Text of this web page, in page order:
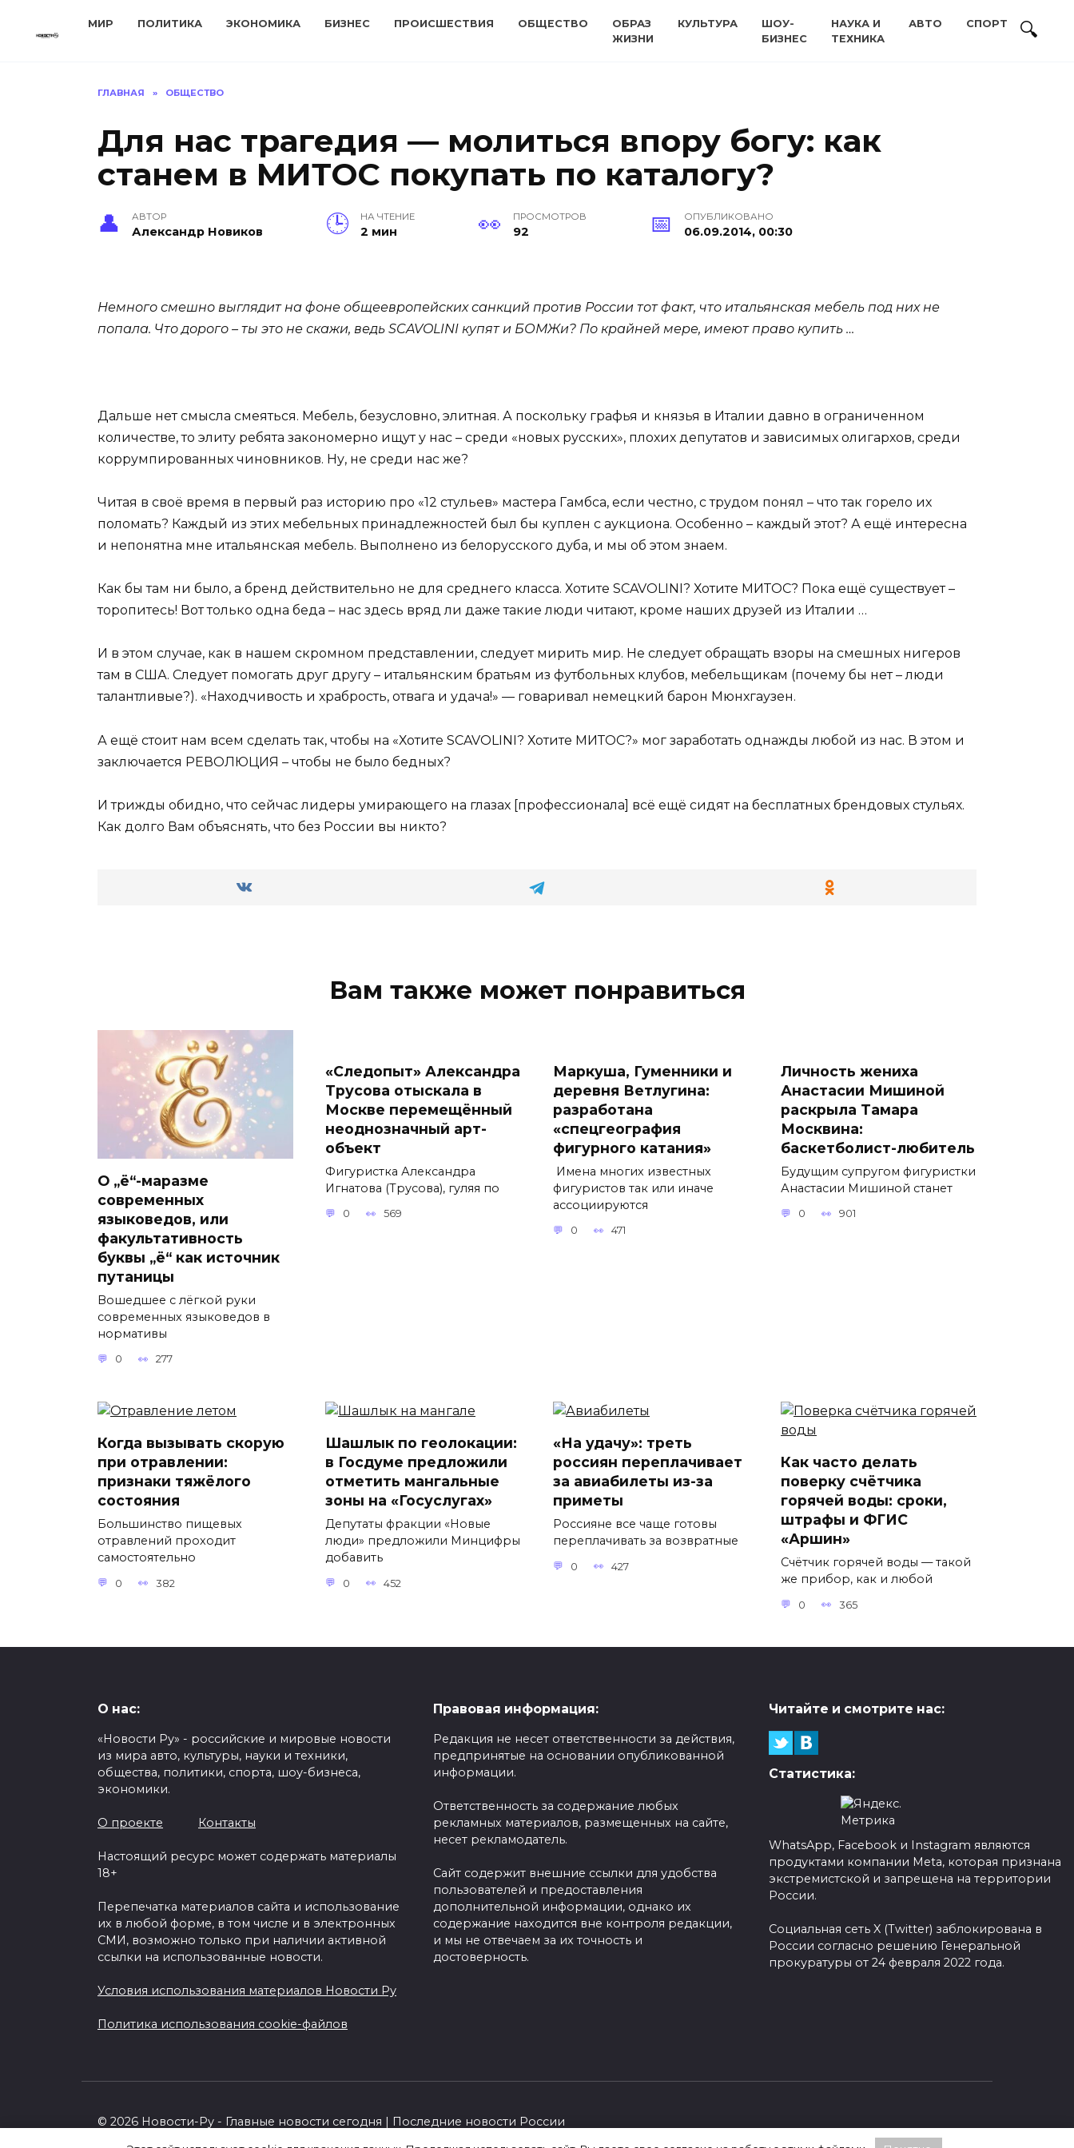
МИР ПОЛИТИКА ЭКОНОМИКА БИЗНЕС ПРОИСШЕСТВИЯ ОБЩЕСТВО
ОБРАЗ
ЖИЗНИ
КУЛЬТУРА
ШОУ-
БИЗНЕС
НАУКА И
ТЕХНИКА
АВТО СПОРТ
ГЛАВНАЯ » ОБЩЕСТВО
Для нас трагедия — молиться впору богу: как
станем в МИТОС покупать по каталогу?
АВТОР
Александр Новиков
НА ЧТЕНИЕ
2 мин
ПРОСМОТРОВ
92
ОПУБЛИКОВАНО
06.09.2014, 00:30
Немного смешно выглядит на фоне общеевропейских санкций против России тот факт, что итальянская мебель под них не
попала. Что дорого – ты это не скажи, ведь SCAVOLINI купят и БОМЖи? По крайней мере, имеют право купить …
Дальше нет смысла смеяться. Мебель, безусловно, элитная. А поскольку графья и князья в Италии давно в ограниченном
количестве, то элиту ребята закономерно ищут у нас – среди «новых русских», плохих депутатов и зависимых олигархов, среди
коррумпированных чиновников. Ну, не среди нас же?
Читая в своё время в первый раз историю про «12 стульев» мастера Гамбса, если честно, с трудом понял – что так горело их
поломать? Каждый из этих мебельных принадлежностей был бы куплен с аукциона. Особенно – каждый этот? А ещё интересна
и непонятна мне итальянская мебель. Выполнено из белорусского дуба, и мы об этом знаем.
Как бы там ни было, а бренд действительно не для среднего класса. Хотите SCAVOLINI? Хотите МИТОС? Пока ещё существует –
торопитесь! Вот только одна беда – нас здесь вряд ли даже такие люди читают, кроме наших друзей из Италии …
И в этом случае, как в нашем скромном представлении, следует мирить мир. Не следует обращать взоры на смешных нигеров
там в США. Следует помогать друг другу – итальянским братьям из футбольных клубов, мебельщикам (почему бы нет – люди
талантливые?). «Находчивость и храбрость, отвага и удача!» — говаривал немецкий барон Мюнхгаузен.
А ещё стоит нам всем сделать так, чтобы на «Хотите SCAVOLINI? Хотите МИТОС?» мог заработать однажды любой из нас. В этом и
заключается РЕВОЛЮЦИЯ – чтобы не было бедных?
И трижды обидно, что сейчас лидеры умирающего на глазах [профессионала] всё ещё сидят на бесплатных брендовых стульях.
Как долго Вам объяснять, что без России вы никто?
Вам также может понравиться
О „ё“-маразме
современных
языковедов, или
факультативность
буквы „ё“ как источник
путаницы
Вошедшее с лёгкой руки
современных языковедов в
нормативы
0 277
«Следопыт» Александра
Трусова отыскала в
Москве перемещённый
неоднозначный арт-
объект
Фигуристка Александра
Игнатова (Трусова), гуляя по
0 569
Маркуша, Гуменники и
деревня Ветлугина:
разработана
«спецгеография
фигурного катания»
Имена многих известных
фигуристов так или иначе
ассоциируются
0 471
Личность жениха
Анастасии Мишиной
раскрыла Тамара
Москвина:
баскетболист-любитель
Будущим супругом фигуристки
Анастасии Мишиной станет
0 901
Когда вызывать скорую
при отравлении:
признаки тяжёлого
состояния
Большинство пищевых
отравлений проходит
самостоятельно
0 382
Шашлык по геолокации:
в Госдуме предложили
отметить мангальные
зоны на «Госуслугах»
Депутаты фракции «Новые
люди» предложили Минцифры
добавить
0 452
«На удачу»: треть
россиян переплачивает
за авиабилеты из-за
приметы
Россияне все чаще готовы
переплачивать за возвратные
0 427
Как часто делать
поверку счётчика
горячей воды: сроки,
штрафы и ФГИС
«Аршин»
Счётчик горячей воды — такой
же прибор, как и любой
0 365
О нас:
«Новости Ру» - российские и мировые новости
из мира авто, культуры, науки и техники,
общества, политики, спорта, шоу-бизнеса,
экономики.
О проекте Контакты
Настоящий ресурс может содержать материалы
18+
Перепечатка материалов сайта и использование
их в любой форме, в том числе и в электронных
СМИ, возможно только при наличии активной
ссылки на использованные новости.
Условия использования материалов Новости Ру
Политика использования cookie-файлов
Правовая информация:
Редакция не несет ответственности за действия,
предпринятые на основании опубликованной
информации.
Ответственность за содержание любых
рекламных материалов, размещенных на сайте,
несет рекламодатель.
Сайт содержит внешние ссылки для удобства
пользователей и предоставления
дополнительной информации, однако их
содержание находится вне контроля редакции,
и мы не отвечаем за их точность и
достоверность.
Читайте и смотрите нас:
Статистика:
WhatsApp, Facebook и Instagram являются
продуктами компании Meta, которая признана
экстремистской и запрещена на территории
России.
Социальная сеть X (Twitter) заблокирована в
России согласно решению Генеральной
прокуратуры от 24 февраля 2022 года.
© 2026 Новости-Ру - Главные новости сегодня | Последние новости России